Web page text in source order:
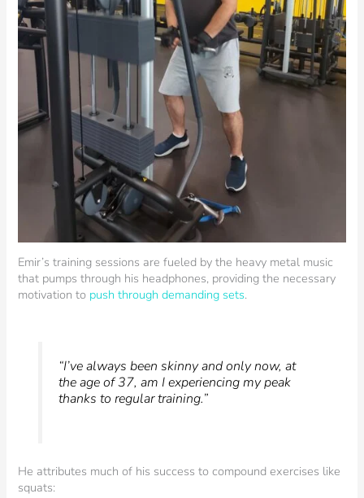
Emir’s training sessions are fueled by the heavy metal music
that pumps through his headphones, providing the necessary
motivation to push through demanding sets.
“I’ve always been skinny and only now, at
the age of 37, am I experiencing my peak
thanks to regular training.”
He attributes much of his success to compound exercises like
squats: